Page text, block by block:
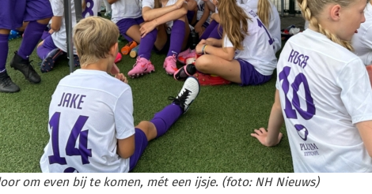
om even bij te komen, mét een ijsje. (foto: NH Nieuws)